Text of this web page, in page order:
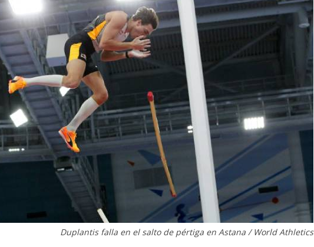
Duplantis falla en el salto de pértiga en Astana / World Athletics